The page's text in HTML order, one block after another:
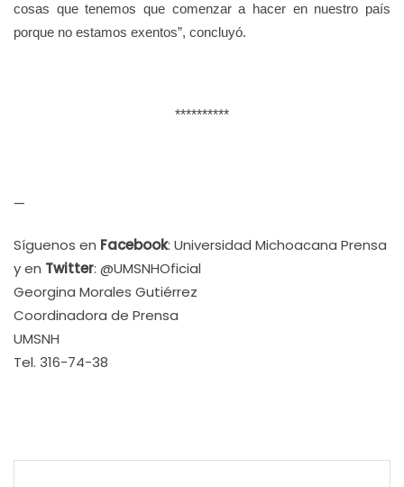
cosas que tenemos que comenzar a hacer en nuestro país
porque no estamos exentos”, concluyó.
**********
—
Síguenos en Facebook: Universidad Michoacana Prensa
y en Twitter: @UMSNHOficial
Georgina Morales Gutiérrez
Coordinadora de Prensa
UMSNH
Tel. 316-74-38